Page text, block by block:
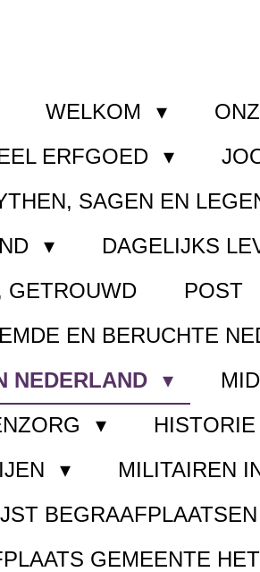
WELKOM
ERFGOED
SAGEN EN
DAGELIJKS
GETROUWD
POST
EN BERUCHTE
NEDERLAND
MILITAIREN
BEGRAAFPLAATSEN
GEMEENTE